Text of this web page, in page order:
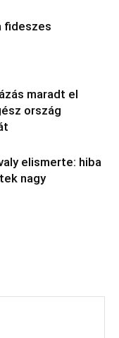
fideszes
maradt el
ország
elismerte: hiba
nagy